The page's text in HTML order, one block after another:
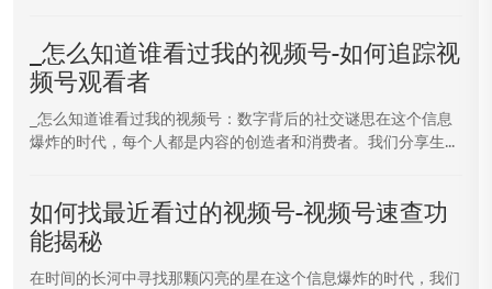
_怎么知道谁看过我的视频号-如何追踪视
频号观看者
_怎么知道谁看过我的视频号：数字背后的社交谜思在这个信息
爆炸的时代，每个人都是内容的创造者和消费者。我们分享生...
如何找最近看过的视频号-视频号速查功
能揭秘
在时间的长河中寻找那颗闪亮的星在这个信息爆炸的时代，我们